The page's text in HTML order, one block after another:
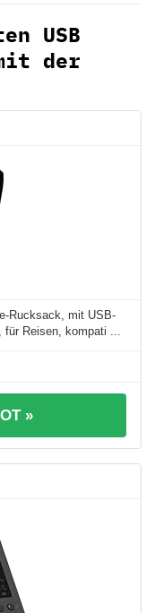
USB
der
Rucksack, mit USB-
Reisen, kompati ...
»